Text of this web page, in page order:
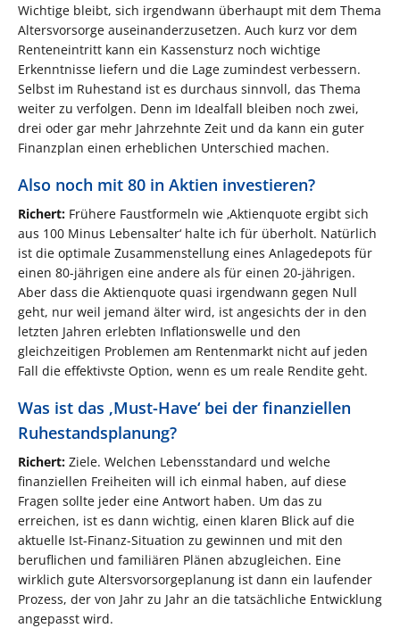
Wichtige bleibt, sich irgendwann überhaupt mit dem Thema
Altersvorsorge auseinanderzusetzen. Auch kurz vor dem
Renteneintritt kann ein Kassensturz noch wichtige
Erkenntnisse liefern und die Lage zumindest verbessern.
Selbst im Ruhestand ist es durchaus sinnvoll, das Thema
weiter zu verfolgen. Denn im Idealfall bleiben noch zwei,
drei oder gar mehr Jahrzehnte Zeit und da kann ein guter
Finanzplan einen erheblichen Unterschied machen.
Also noch mit 80 in Aktien investieren?
Richert: Frühere Faustformeln wie ‚Aktienquote ergibt sich
aus 100 Minus Lebensalter‘ halte ich für überholt. Natürlich
ist die optimale Zusammenstellung eines Anlagedepots für
einen 80-jährigen eine andere als für einen 20-jährigen.
Aber dass die Aktienquote quasi irgendwann gegen Null
geht, nur weil jemand älter wird, ist angesichts der in den
letzten Jahren erlebten Inflationswelle und den
gleichzeitigen Problemen am Rentenmarkt nicht auf jeden
Fall die effektivste Option, wenn es um reale Rendite geht.
Was ist das ‚Must-Have‘ bei der finanziellen
Ruhestandsplanung?
Richert: Ziele. Welchen Lebensstandard und welche
finanziellen Freiheiten will ich einmal haben, auf diese
Fragen sollte jeder eine Antwort haben. Um das zu
erreichen, ist es dann wichtig, einen klaren Blick auf die
aktuelle Ist-Finanz-Situation zu gewinnen und mit den
beruflichen und familiären Plänen abzugleichen. Eine
wirklich gute Altersvorsorgeplanung ist dann ein laufender
Prozess, der von Jahr zu Jahr an die tatsächliche Entwicklung
angepasst wird.